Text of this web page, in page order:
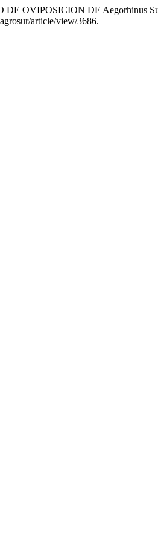
OVIPOSICION DE Aegorhinus
article/view/3686.